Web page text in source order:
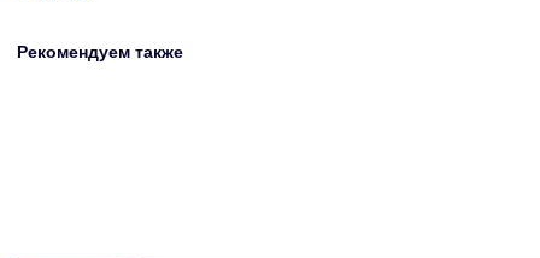
Рекомендуем также